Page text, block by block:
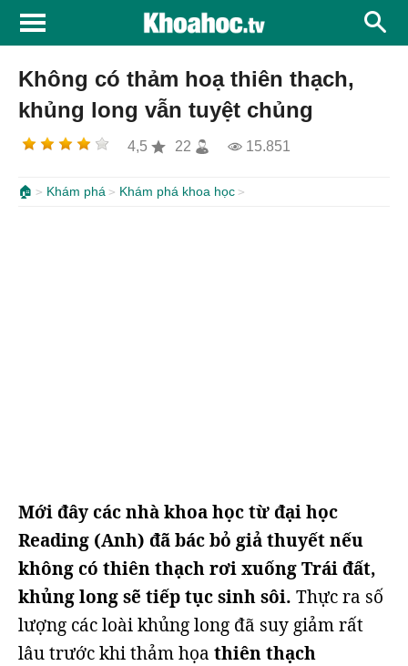
Không có thảm hoạ thiên thạch,
khủng long vẫn tuyệt chủng
4,5 22 15.851
🏠 Khám phá Khám phá khoa học
Mới đây các nhà khoa học từ đại học
Reading (Anh) đã bác bỏ giả thuyết nếu
không có thiên thạch rơi xuống Trái đất,
khủng long sẽ tiếp tục sinh sôi. Thực ra số
lượng các loài khủng long đã suy giảm rất
lâu trước khi thảm họa thiên thạch